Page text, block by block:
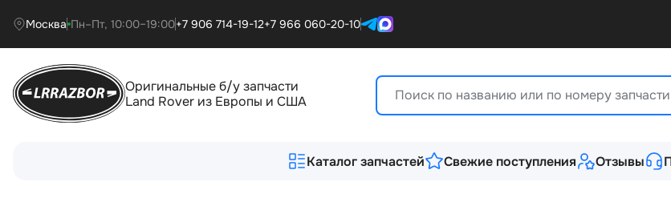
Москва Пн–Пт, 10:00–19:00+7 906 714-19-12+7 966 060-20-10
Оригинальные б/у запчасти
Land Rover из Европы и США
Каталог запчастей Свежие поступления Отзывы